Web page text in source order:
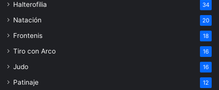
Halterofilia 34
Natación 20
Frontenis 18
Tiro con Arco 16
Judo 16
Patinaje 12